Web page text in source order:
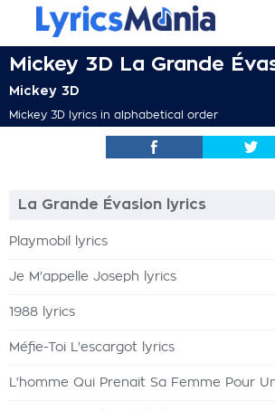
Mickey 3D La Grande
Mickey 3D
Mickey 3D lyrics in alphabetical order
La Grande Évasion lyrics
Playmobil lyrics
Je M'appelle Joseph lyrics
1988 lyrics
Méfie-Toi L'escargot lyrics
L'homme Qui Prenait Sa Femme Pour